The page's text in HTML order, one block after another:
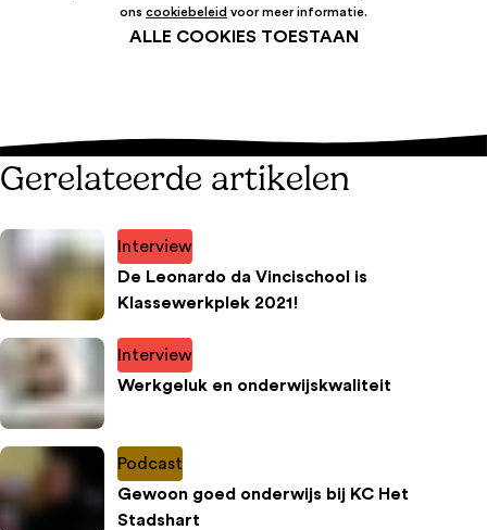
ons cookiebeleid voor meer informatie.
ALLE COOKIES TOESTAAN
Gerelateerde artikelen
Interview
De Leonardo da Vincischool is
Klassewerkplek 2021!
Interview
Werkgeluk en onderwijskwaliteit
Podcast
Gewoon goed onderwijs bij KC Het
Stadshart